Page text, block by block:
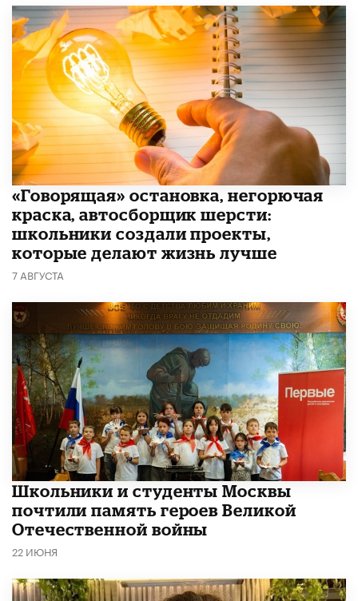
​«Говорящая» остановка, негорючая
краска, автосборщик шерсти:
школьники создали проекты,
которые делают жизнь лучше
7 АВГУСТА
Школьники и студенты Москвы
почтили память героев Великой
Отечественной войны
22 ИЮНЯ